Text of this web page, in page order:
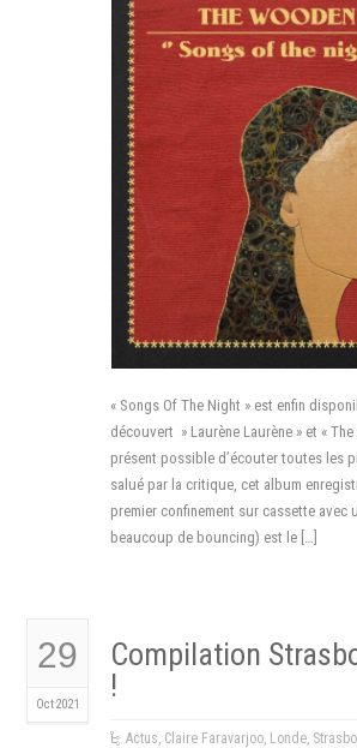
« Songs Of The Night » est enfin
découvert » Laurène Laurène » et «
présent possible d’écouter toutes les
salué par la critique, cet album
premier confinement sur cassette avec
beaucoup de bouncing) est le […]
29
Oct 2021
Compilation
!
Actus, Claire Faravarjoo, Londe,